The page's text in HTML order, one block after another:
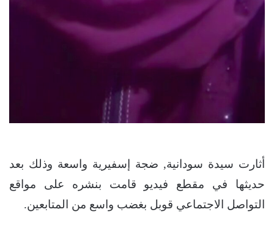
أثارت سيدة سودانية, ضجة إسفيرية واسعة وذلك بعد
حديثها في مقطع فيديو قامت بنشره على مواقع
التواصل الاجتماعي قوبل بغضب واسع من المتابعين.